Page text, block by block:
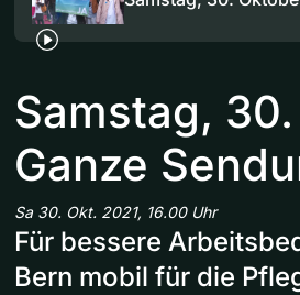
Samstag,
Ganze
Sa 30. Okt. 2021, 16.00 Uhr
Für bessere
Bern mobil für die